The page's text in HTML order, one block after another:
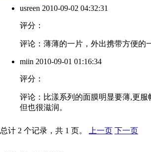
usreen 2010-09-02 04:32:31
评分：
评论：薄薄的一片，外出携带方便的
miin 2010-09-01 01:16:34
评分：
评论：比漾系列的面膜明显要薄,更服
但也很滋润。
总计 2 个记录，共 1 页。 上一页 下一页